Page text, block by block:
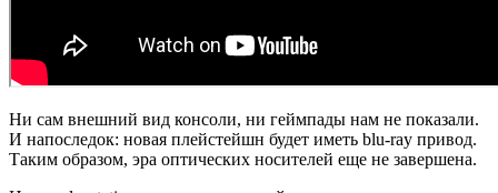
Ни сам внешний вид консоли, ни геймпады нам не показали.
И напоследок: новая плейстейшн будет иметь blu-ray привод.
Таким образом, эра оптических носителей еще не завершена.